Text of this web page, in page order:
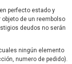
perfecto estado y
de un reembolso
deudos no serán
ningún elemento
numero de pedido).